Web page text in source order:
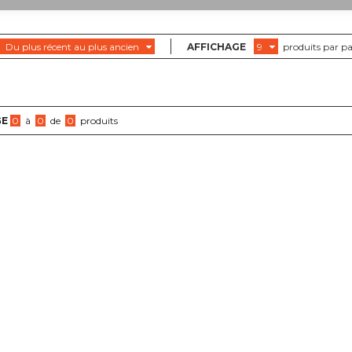
plus récent au plus ancien AFFICHAGE 9 produits par
0 à 0 de 0 produits